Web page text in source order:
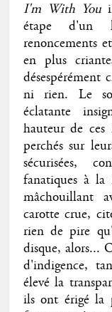
I'm With You
étape d'un
renoncements
en plus
ni rien. Le
éclatante
hauteur de ces
perchés sur
sécurisées,
fanatiques à
mâchouillant
carotte crue,
rien de pire
disque, alors...
d'indigence,
élevé la
ils ont érigé la